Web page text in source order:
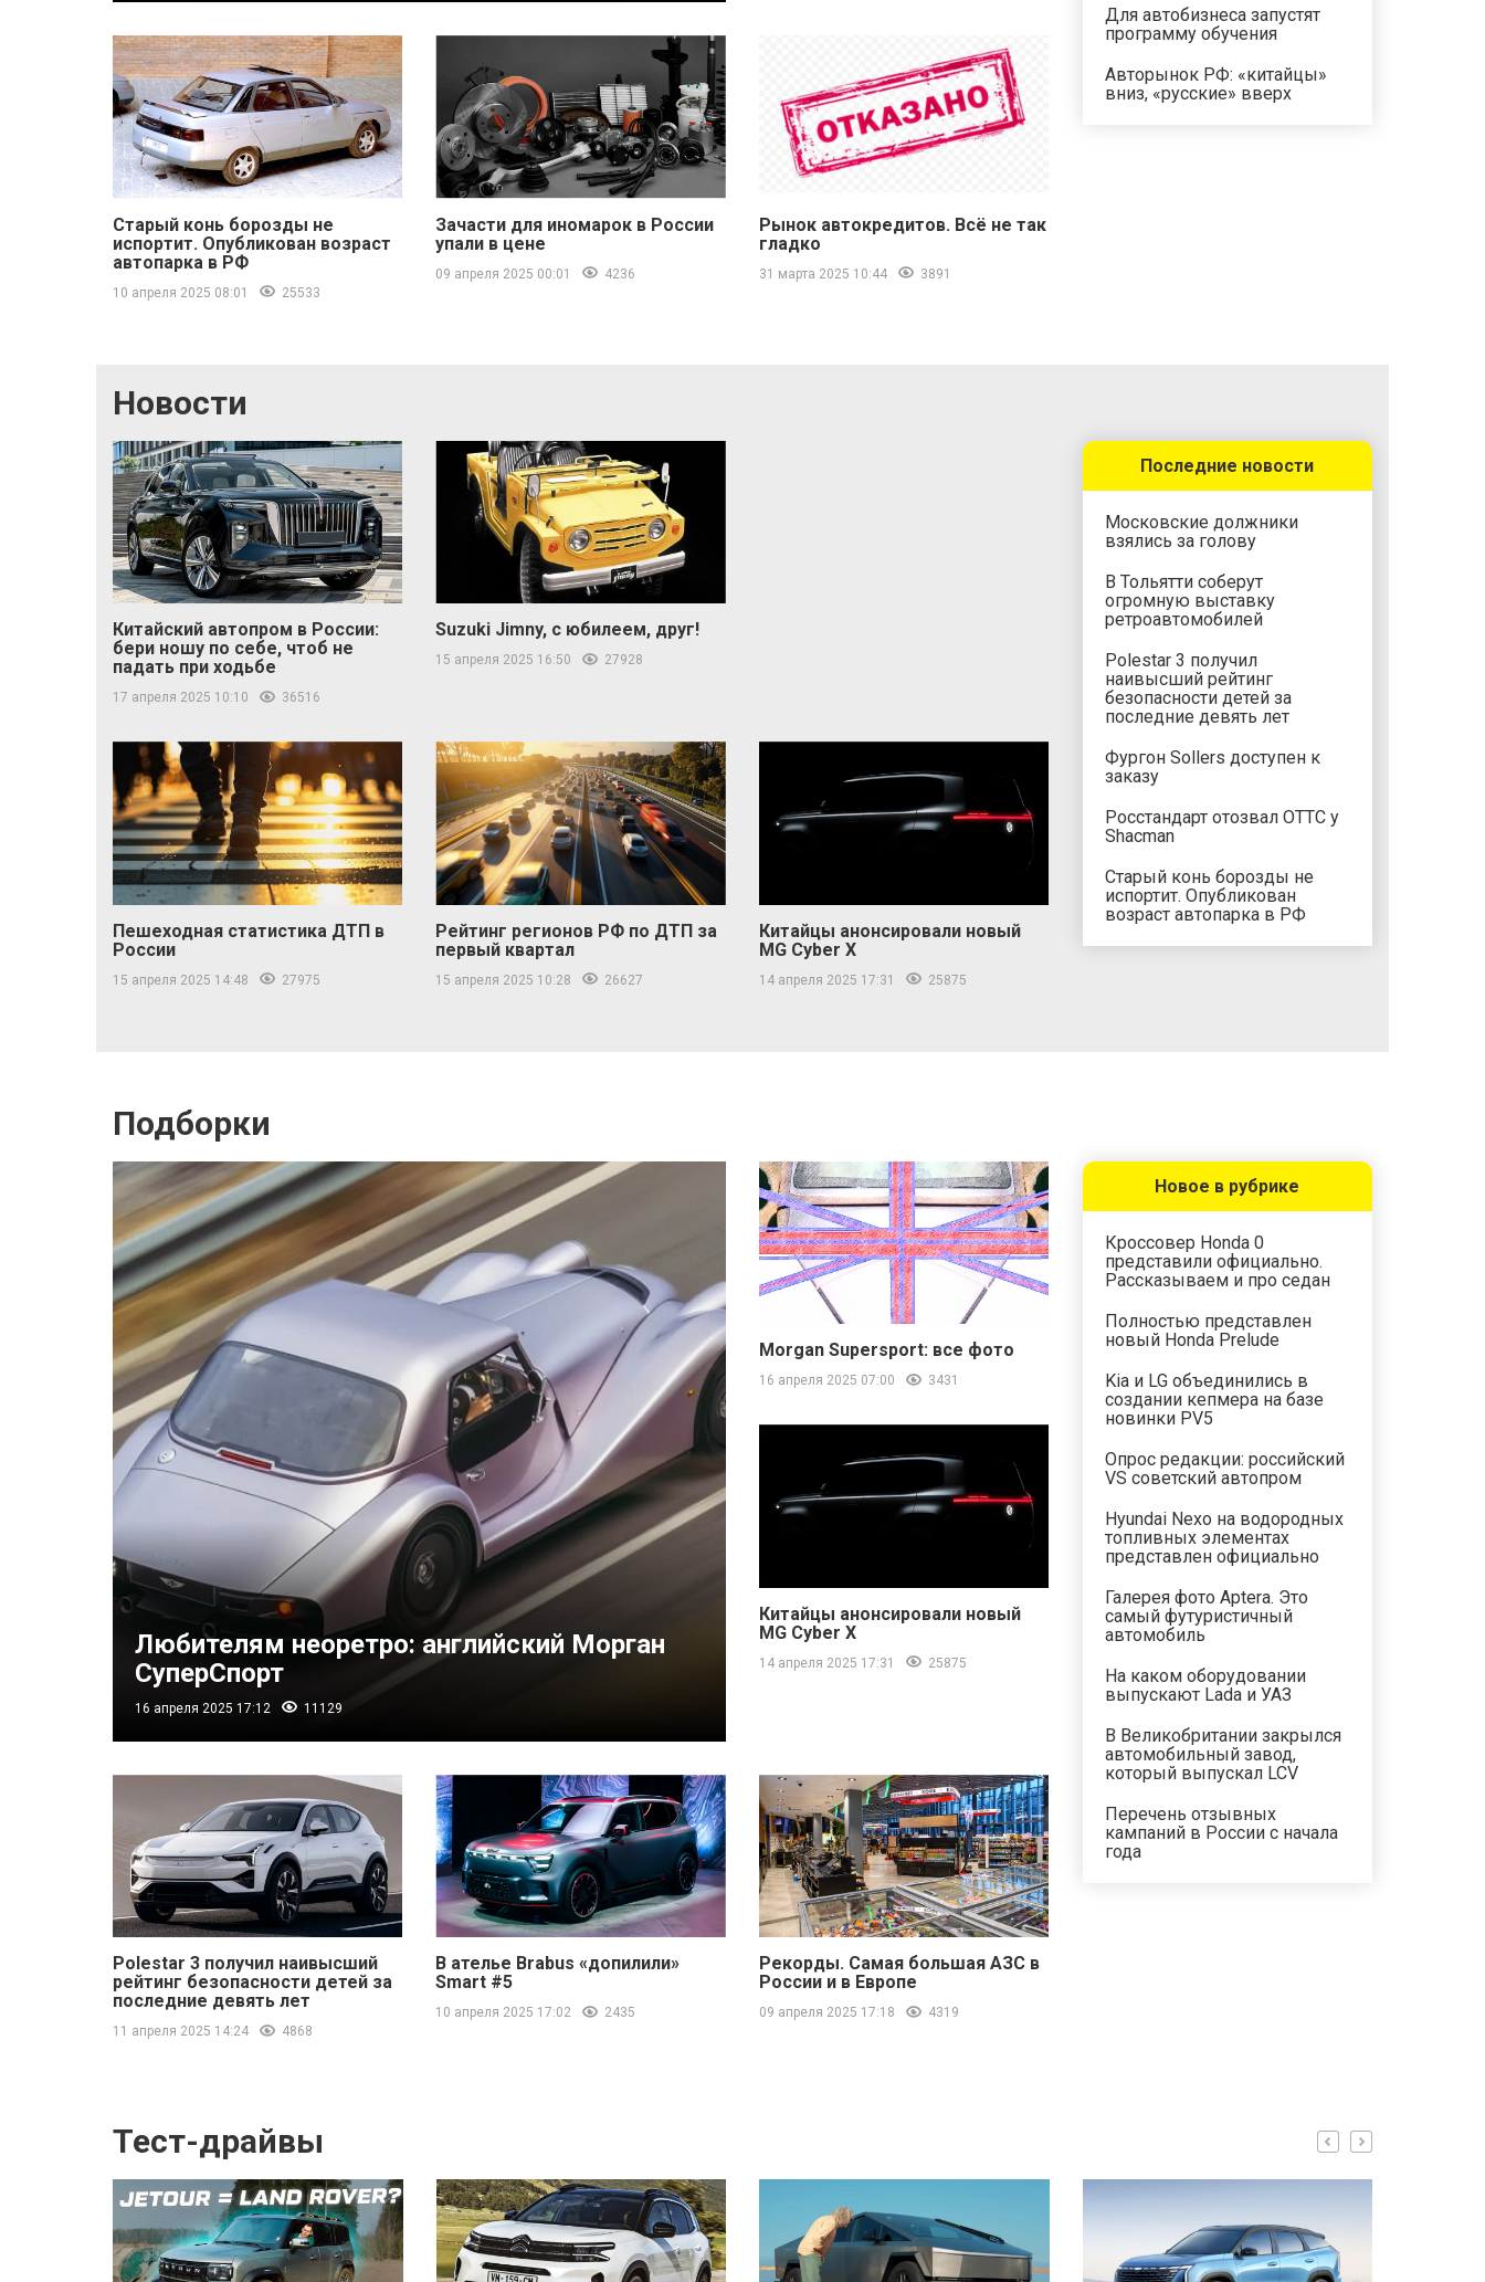
Старый конь борозды не
испортит. Опубликован возраст
автопарка в РФ
10 апреля 2025 08:01 25533
Зачасти для иномарок в России
упали в цене
09 апреля 2025 00:01 4236
Рынок автокредитов. Всё не так
гладко
31 марта 2025 10:44 3891
Для автобизнеса запустят
программу обучения
Авторынок РФ: «китайцы»
вниз, «русские» вверх
Новости
Китайский автопром в России:
бери ношу по себе, чтоб не
падать при ходьбе
17 апреля 2025 10:10 36516
Suzuki Jimny, с юбилеем, друг!
15 апреля 2025 16:50 27928
Пешеходная статистика ДТП в
России
15 апреля 2025 14:48 27975
Рейтинг регионов РФ по ДТП за
первый квартал
15 апреля 2025 10:28 26627
Китайцы анонсировали новый
MG Cyber ​​X
14 апреля 2025 17:31 25875
Последние новости
Московские должники
взялись за голову
В Тольятти соберут
огромную выставку
ретроавтомобилей
Polestar 3 получил
наивысший рейтинг
безопасности детей за
последние девять лет
Фургон Sollers доступен к
заказу
Росстандарт отозвал ОТТС у
Shacman
Старый конь борозды не
испортит. Опубликован
возраст автопарка в РФ
Подборки
Любителям неоретро: английский Морган
СуперСпорт
16 апреля 2025 17:12 11129
Morgan Supersport: все фото
16 апреля 2025 07:00 3431
Китайцы анонсировали новый
MG Cyber ​​X
14 апреля 2025 17:31 25875
Polestar 3 получил наивысший
рейтинг безопасности детей за
последние девять лет
11 апреля 2025 14:24 4868
В ателье Brabus «допилили»
Smart #5
10 апреля 2025 17:02 2435
Рекорды. Самая большая АЗС в
России и в Европе
09 апреля 2025 17:18 4319
Новое в рубрике
Кроссовер Honda 0
представили официально.
Рассказываем и про седан
Полностью представлен
новый Honda Prelude
Kia и LG объединились в
создании кепмера на базе
новинки PV5
Опрос редакции: российский
VS советский автопром
Hyundai Nexo на водородных
топливных элементах
представлен официально
Галерея фото Aptera. Это
самый футуристичный
автомобиль
На каком оборудовании
выпускают Lada и УАЗ
В Великобритании закрылся
автомобильный завод,
который выпускал LCV
Перечень отзывных
кампаний в России с начала
года
Тест-драйвы